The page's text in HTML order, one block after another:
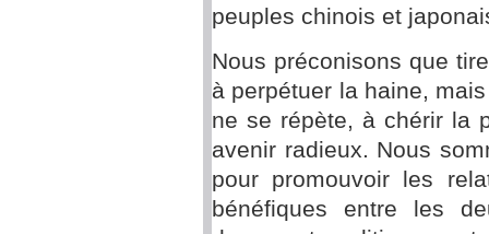
peuples chinois et
Nous préconisons que
à perpétuer la haine,
ne se répète, à chérir la
avenir radieux. Nous
pour promouvoir les
bénéfiques entre les